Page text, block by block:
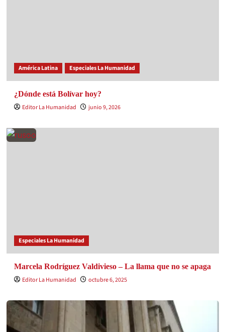
América Latina Especiales La Humanidad
¿Dónde está Bolívar hoy?
Editor La Humanidad
junio 9, 2026
Especiales La Humanidad
Marcela Rodríguez Valdivieso – La llama que no se apaga
Editor La Humanidad
octubre 6, 2025